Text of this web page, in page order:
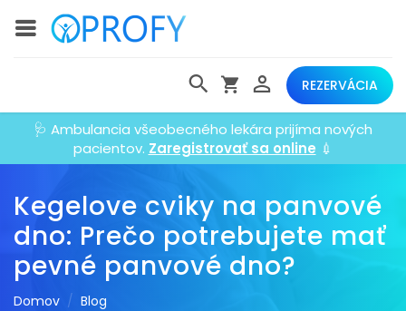
REZERVÁCIA
🩺 Ambulancia všeobecného lekára prijíma nových
pacientov. Zaregistrovať sa online 💉
Kegelove cviky na panvové
dno: Prečo potrebujete mať
pevné panvové dno?
Domov
Blog